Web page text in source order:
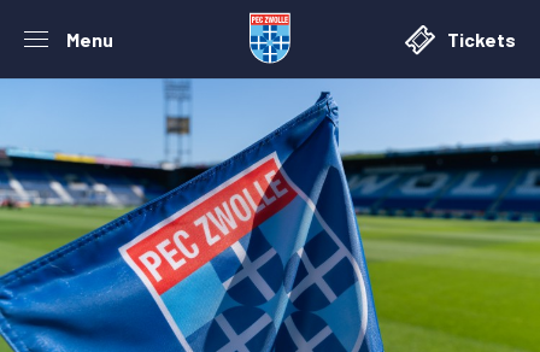
Menu Tickets